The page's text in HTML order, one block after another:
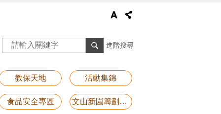
進階搜尋
教保天地 活動集錦
食品安全專區 文山新園籌劃專區